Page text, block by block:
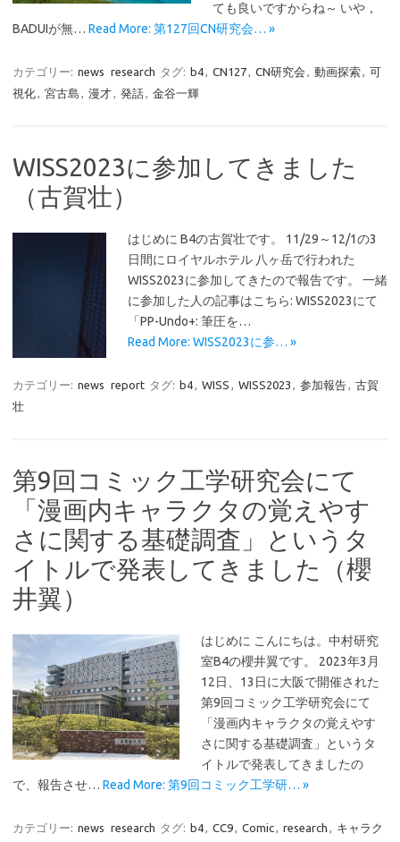
ても良いですからね～ いや，
BADUIが無… Read More: 第127回CN研究会… »
カテゴリー: news research タグ: b4, CN127, CN研究会 , 動画探索, 可
視化, 宮古島 , 漫才, 発話, 金谷一輝
WISS2023に参加してきました
（古賀壮）
はじめに B4の古賀壮です。 11/29～12/1の3
日間にロイヤルホテル 八ヶ岳で行われた
WISS2023に参加してきたので報告です。 一緒
に参加した人の記事はこちら: WISS2023にて
「PP-Undo+: 筆圧を…
Read More: WISS2023に参… »
カテゴリー: news report タグ: b4, WISS , WISS2023 , 参加報告, 古賀
壮
第9回コミック工学研究会にて
「漫画内キャラクタの覚えやす
さに関する基礎調査」というタ
イトルで発表してきました（櫻
井翼）
はじめに こんにちは。中村研究
室B4の櫻井翼です。 2023年3月
12日、13日に大阪で開催された
第9回コミック工学研究会にて
「漫画内キャラクタの覚えやす
さに関する基礎調査」というタ
イトルで発表してきましたの
で、報告させ… Read More: 第9回コミック工学研… »
カテゴリー: news research タグ: b4, CC9, Comic, research , キャラク